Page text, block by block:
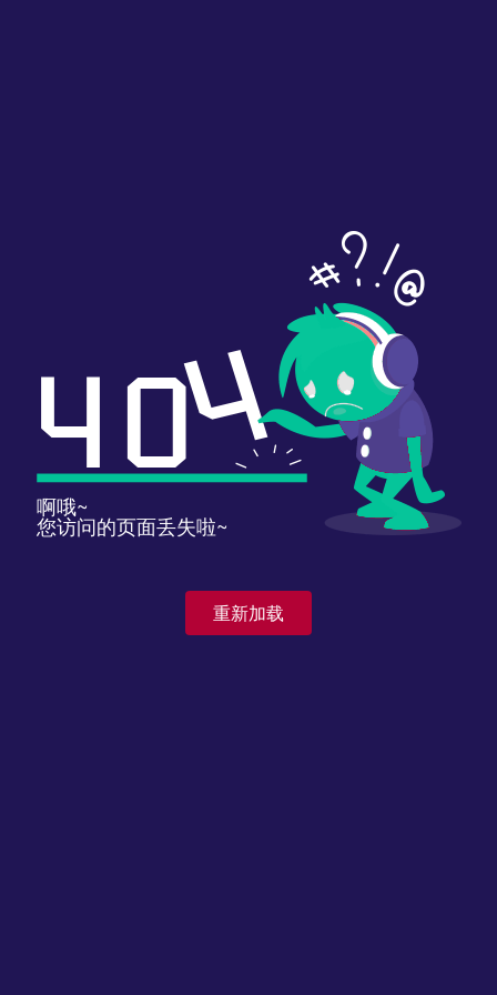
啊哦~
您访问的页面丢失啦~
重新加载